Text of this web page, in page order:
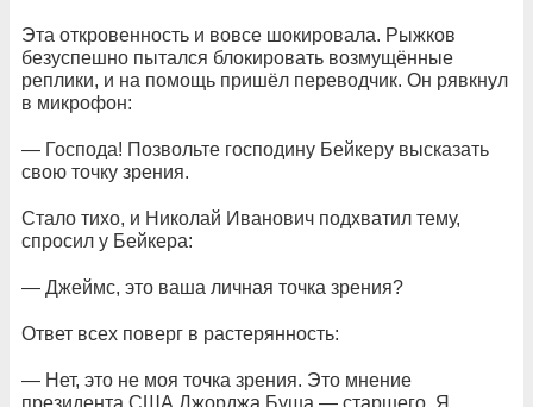
Эта откровенность и вовсе шокировала. Рыжков
безуспешно пытался блокировать возмущённые
реплики, и на помощь пришёл переводчик. Он рявкнул
в микрофон:
— Господа! Позвольте господину Бейкеру высказать
свою точку зрения.
Стало тихо, и Николай Иванович подхватил тему,
спросил у Бейкера:
— Джеймс, это ваша личная точка зрения?
Ответ всех поверг в растерянность:
— Нет, это не моя точка зрения. Это мнение
президента США Джорджа Буша — старшего. Я